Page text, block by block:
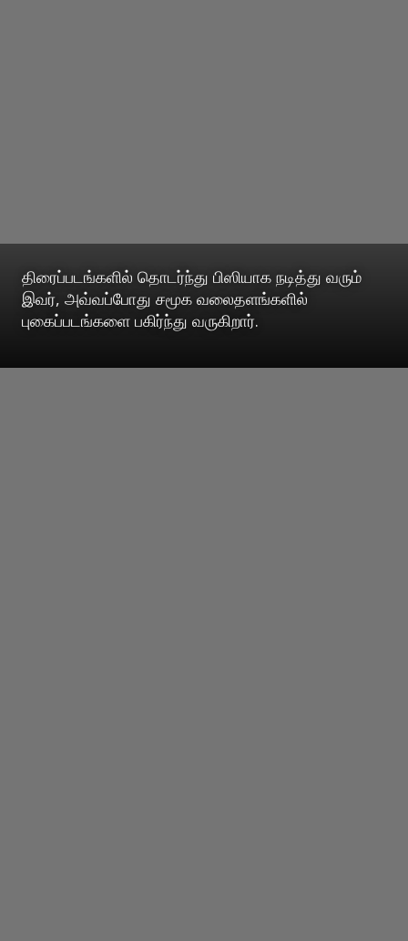
திரைப்படங்களில் தொடர்ந்து பிஸியாக நடித்து வரும்
இவர், அவ்வப்போது சமூக வலைதளங்களில்
புகைப்படங்களை பகிர்ந்து வருகிறார்.